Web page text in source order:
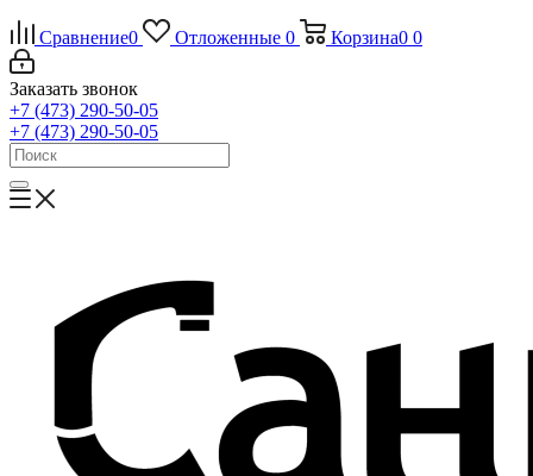
Сравнение0 Отложенные 0 Корзина0 0
Заказать звонок
+7 (473) 290-50-05
+7 (473) 290-50-05